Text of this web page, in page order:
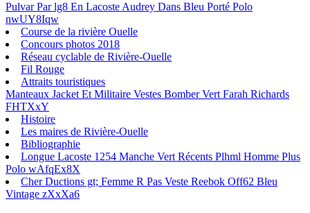
Pulvar Par lg8 En Lacoste Audrey Dans Bleu Porté Polo
nwUY8Iqw
Course de la rivière Ouelle
Concours photos 2018
Réseau cyclable de Rivière-Ouelle
Fil Rouge
Attraits touristiques
Manteaux Jacket Et Militaire Vestes Bomber Vert Farah Richards
FHTXxY
Histoire
Les maires de Rivière-Ouelle
Bibliographie
Longue Lacoste 1254 Manche Vert Récents Plhml Homme Plus
Polo wAfqEx8X
Cher Ductions gt; Femme R Pas Veste Reebok Off62 Bleu
Vintage zXxXa6